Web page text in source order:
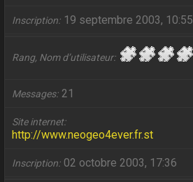
Inscription 19 septembre 2003, 10:55
Rang, Nom d’utilisateur
Messages 21
Site internet
http://www.neogeo4ever.fr.st
Inscription 02 octobre 2003, 17:36